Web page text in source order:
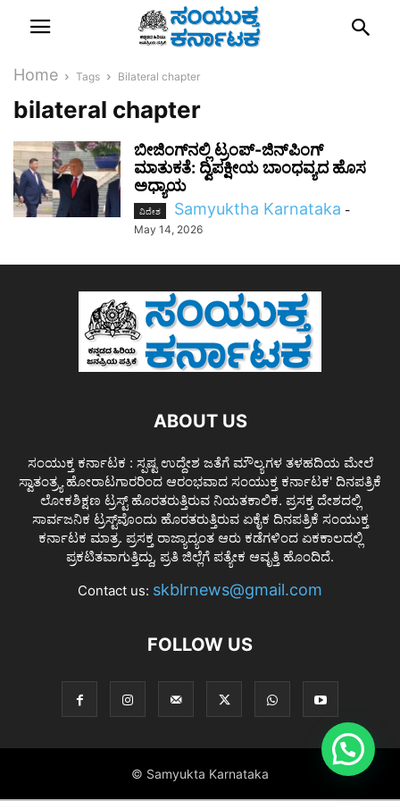
Home Tags Bilateral chapter
bilateral chapter
ಬೀಜಿಂಗ್‌ನಲ್ಲಿ ಟ್ರಂಪ್-ಜಿನ್‌ಪಿಂಗ್
ಮಾತುಕತೆ: ದ್ವಿಪಕ್ಷೀಯ ಬಾಂಧವ್ಯದ ಹೊಸ
ಅಧ್ಯಾಯ
ವಿದೇಶ Samyuktha Karnataka -
May 14, 2026
ABOUT US
ಸಂಯುಕ್ತ ಕರ್ನಾಟಕ : ಸ್ಪಷ್ಟ ಉದ್ದೇಶ ಜತೆಗೆ ಮೌಲ್ಯಗಳ ತಳಹದಿಯ ಮೇಲೆ
ಸ್ವಾತಂತ್ರ್ಯ ಹೋರಾಟಗಾರರಿಂದ ಆರಂಭವಾದ ಸಂಯುಕ್ತ ಕರ್ನಾಟಕ' ದಿನಪತ್ರಿಕೆ
ಲೋಕಶಿಕ್ಷಣ ಟ್ರಸ್ಟ್ ಹೊರತರುತ್ತಿರುವ ನಿಯತಕಾಲಿಕ. ಪ್ರಸಕ್ತ ದೇಶದಲ್ಲಿ
ಸಾರ್ವಜನಿಕ ಟ್ರಸ್ಟ್‌ವೊಂದು ಹೊರತರುತ್ತಿರುವ ಏಕೈಕ ದಿನಪತ್ರಿಕೆ ಸಂಯುಕ್ತ
ಕರ್ನಾಟಕ ಮಾತ್ರ. ಪ್ರಸಕ್ತ ರಾಜ್ಯಾದ್ಯಂತ ಆರು ಕಡೆಗಳಿಂದ ಏಕಕಾಲದಲ್ಲಿ
ಪ್ರಕಟಿತವಾಗುತ್ತಿದ್ದು, ಪ್ರತಿ ಜಿಲ್ಲೆಗೆ ಪತ್ಯೇಕ ಆವೃತ್ತಿ ಹೊಂದಿದೆ.
Contact us: skblrnews@gmail.com
FOLLOW US
© Samyukta Karnataka